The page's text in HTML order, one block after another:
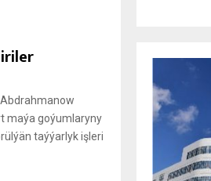
maýa goýumlaryny
taýýarlyk işleri